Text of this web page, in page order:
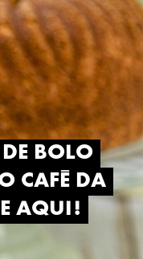
DE BOLO
CAFÉ DA
AQUI!
DE BOLO
CAFÉ DA
AQUI!